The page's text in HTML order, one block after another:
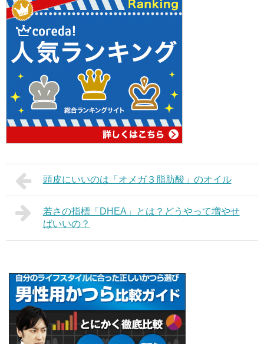
頭皮にいいのは「オメガ３脂肪酸」のオイル
若さの指標「DHEA」とは？どうやって増やせ
ばいいの？